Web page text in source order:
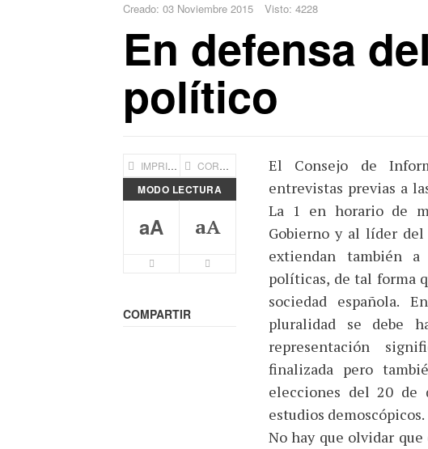
Creado: 03 Noviembre 2015 Visto: 4228
En defensa
político
IMPRIMIR CORREO ELECTRÓNICO
MODO LECTURA
aA aA
Letra mas pequeñaLetra más grande
COMPARTIR
El Consejo de
entrevistas previas a
La 1 en horario de
Gobierno y al líder
extiendan también
políticas, de tal forma
sociedad española.
pluralidad se debe
representación
finalizada pero
elecciones del 20 de
estudios demoscópicos.
No hay que olvidar